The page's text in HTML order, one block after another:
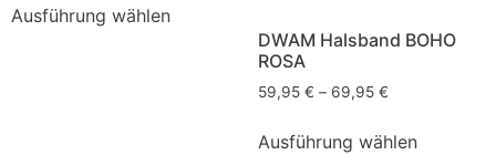
Ausführung wählen
DWAM Halsband BOHO
ROSA
59,95 € – 69,95 €
Ausführung wählen